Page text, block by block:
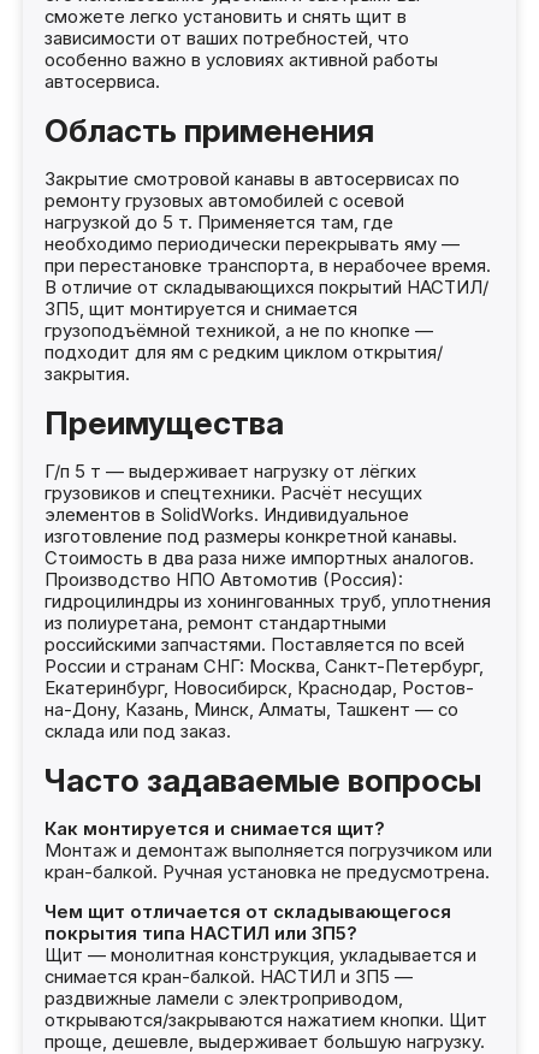
сможете легко установить и снять щит в
зависимости от ваших потребностей, что
особенно важно в условиях активной работы
автосервиса.
Область применения
Закрытие смотровой канавы в автосервисах по
ремонту грузовых автомобилей с осевой
нагрузкой до 5 т. Применяется там, где
необходимо периодически перекрывать яму —
при перестановке транспорта, в нерабочее время.
В отличие от складывающихся покрытий НАСТИЛ/
ЗП5, щит монтируется и снимается
грузоподъёмной техникой, а не по кнопке —
подходит для ям с редким циклом открытия/
закрытия.
Преимущества
Г/п 5 т — выдерживает нагрузку от лёгких
грузовиков и спецтехники. Расчёт несущих
элементов в SolidWorks. Индивидуальное
изготовление под размеры конкретной канавы.
Стоимость в два раза ниже импортных аналогов.
Производство НПО Автомотив (Россия):
гидроцилиндры из хонингованных труб, уплотнения
из полиуретана, ремонт стандартными
российскими запчастями. Поставляется по всей
России и странам СНГ: Москва, Санкт-Петербург,
Екатеринбург, Новосибирск, Краснодар, Ростов-
на-Дону, Казань, Минск, Алматы, Ташкент — со
склада или под заказ.
Часто задаваемые вопросы
Как монтируется и снимается щит?
Монтаж и демонтаж выполняется погрузчиком или
кран-балкой. Ручная установка не предусмотрена.
Чем щит отличается от складывающегося
покрытия типа НАСТИЛ или ЗП5?
Щит — монолитная конструкция, укладывается и
снимается кран-балкой. НАСТИЛ и ЗП5 —
раздвижные ламели с электроприводом,
открываются/закрываются нажатием кнопки. Щит
проще, дешевле, выдерживает большую нагрузку.